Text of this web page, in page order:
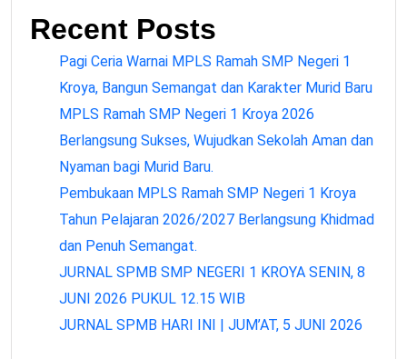
Recent Posts
Pagi Ceria Warnai MPLS Ramah SMP Negeri 1
Kroya, Bangun Semangat dan Karakter Murid Baru
MPLS Ramah SMP Negeri 1 Kroya 2026
Berlangsung Sukses, Wujudkan Sekolah Aman dan
Nyaman bagi Murid Baru.
Pembukaan MPLS Ramah SMP Negeri 1 Kroya
Tahun Pelajaran 2026/2027 Berlangsung Khidmad
dan Penuh Semangat.
JURNAL SPMB SMP NEGERI 1 KROYA SENIN, 8
JUNI 2026 PUKUL 12.15 WIB
JURNAL SPMB HARI INI | JUM’AT, 5 JUNI 2026